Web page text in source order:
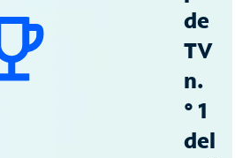
de
TV
n.
° 1
del